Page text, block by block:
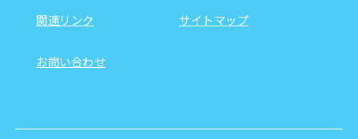
関連リンク サイトマップ
お問い合わせ